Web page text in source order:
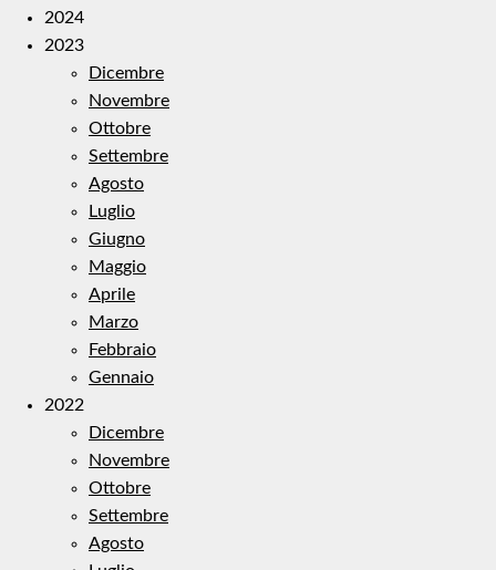
2024
2023
Dicembre
Novembre
Ottobre
Settembre
Agosto
Luglio
Giugno
Maggio
Aprile
Marzo
Febbraio
Gennaio
2022
Dicembre
Novembre
Ottobre
Settembre
Agosto